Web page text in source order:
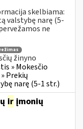
skelbiama:
valstybę narę (5-
ne
žinyno
» Mokesčio
Prekių
narę (5-1 str.)
ir įmonių